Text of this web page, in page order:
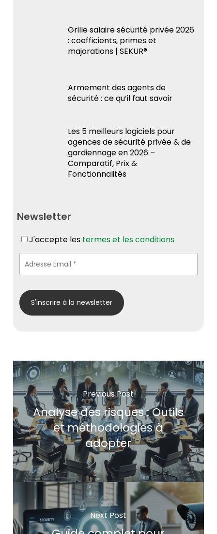
Grille salaire sécurité privée 2026
: coefficients, primes et
majorations | SEKUR®
Armement des agents de
sécurité : ce qu’il faut savoir
Les 5 meilleurs logiciels pour
agences de sécurité privée & de
gardiennage en 2026 –
Comparatif, Prix &
Fonctionnalités
Newsletter
J'accepte les termes et les conditions
Previous Post
Analyse des risques : Outils
et méthodologies à
adopter
Next Post